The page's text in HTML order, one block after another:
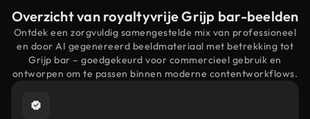
Overzicht van royaltyvrije Grijp bar-beelden
Ontdek een zorgvuldig samengestelde mix van professioneel
en door AI gegenereerd beeldmateriaal met betrekking tot
Grijp bar – goedgekeurd voor commercieel gebruik en
ontworpen om te passen binnen moderne contentworkflows.